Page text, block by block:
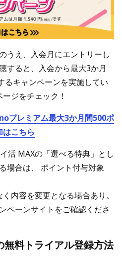
うえ、入会月にエントリーし
すると、入会から最大3か月
るキャンペーンを実施してい
ジをチェック！
プレミアム最大3か月間500ポ
こちら
活 MAXの「選べる特典」とし
場合は、 ポイント付与対象
内容を変更となる場合あり。
ペーンサイトをご確認くださ
料トライアル登録方法